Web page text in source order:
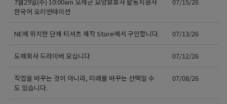
한국어 오리엔테이션
NE에 위치한 단체 티셔츠 제작 Store에서 구인합니다. 07/13/26
도매회사 드라이버 모십니다 07/12/26
직업을 바꾸는 것이 아니라, 미래를 바꾸는 선택일 수
도 있습니다.
07/08/26